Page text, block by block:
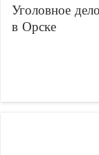
Уголовное
в Орске